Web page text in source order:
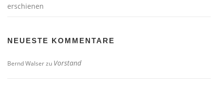
erschienen
NEUESTE KOMMENTARE
Bernd Walserzu Vorstand